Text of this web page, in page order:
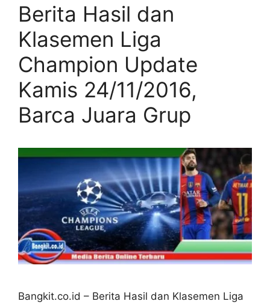
Berita Hasil dan
Klasemen Liga
Champion Update
Kamis 24/11/2016,
Barca Juara Grup
Bangkit.co.id – Berita Hasil dan Klasemen Liga